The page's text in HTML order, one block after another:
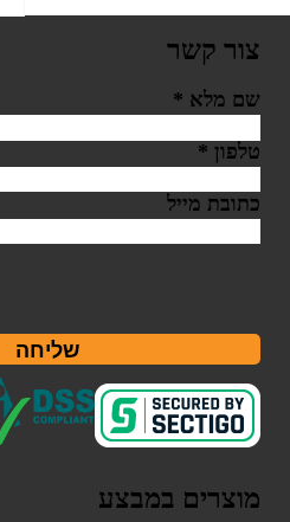
צור קשר
שם מלא *
טלפון *
כתובת מייל
שליחה
מוצרים במבצעקלף מזוזה